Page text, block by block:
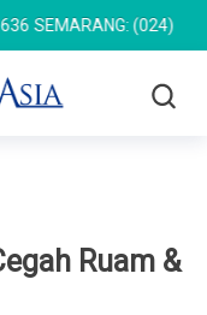
SEMARANG: (024) 762
Ruam &